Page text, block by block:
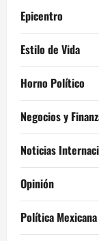
Epicentro
Estilo de Vida
Horno Político
Negocios y
Noticias
Opinión
Política Mexicana